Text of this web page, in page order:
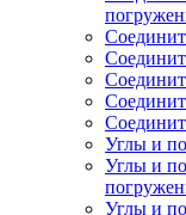
Углы и
Углы и
Углы и